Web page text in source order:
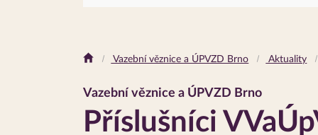
Drobečková
Vazební věznice a ÚPVZD Brno Aktuality
Vazební věznice a ÚPVZD Brno
Příslušníci